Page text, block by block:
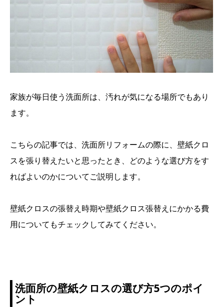
家族が毎日使う洗面所は、汚れが気になる場所でもあり
ます。
こちらの記事では、洗面所リフォームの際に、壁紙クロ
スを張り替えたいと思ったとき、どのような選び方をす
ればよいのかについてご説明します。
壁紙クロスの張替え時期や壁紙クロス張替えにかかる費
用についてもチェックしてみてください。
洗面所の壁紙クロスの選び方5つのポイ
ント